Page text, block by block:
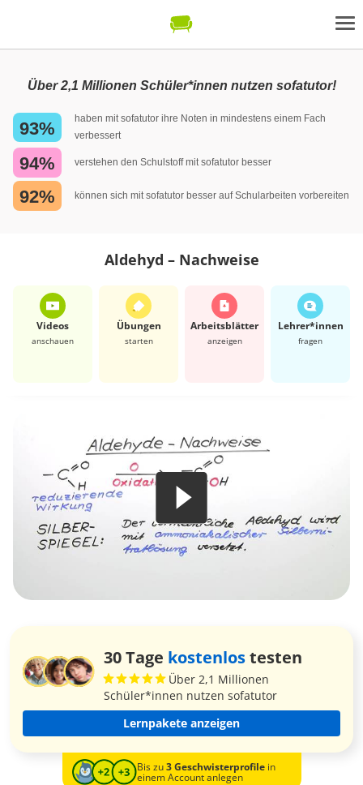
Über 2,1 Millionen Schüler*innen nutzen sofatutor!
93%
haben mit sofatutor ihre Noten in mindestens einem Fach
verbessert
94% verstehen den Schulstoff mit sofatutor besser
92% können sich mit sofatutor besser auf Schularbeiten vorbereiten
Aldehyd – Nachweise
Videos
anschauen
Übungen
starten
Arbeits­blätter
anzeigen
Lehrer*​innen
fragen
30 Tage kostenlostesten
Über 2,1 Millionen
Schüler*innen nutzen sofatutor
Lernpakete anzeigen
Bis zu3 Geschwisterprofilein
einem Account anlegen